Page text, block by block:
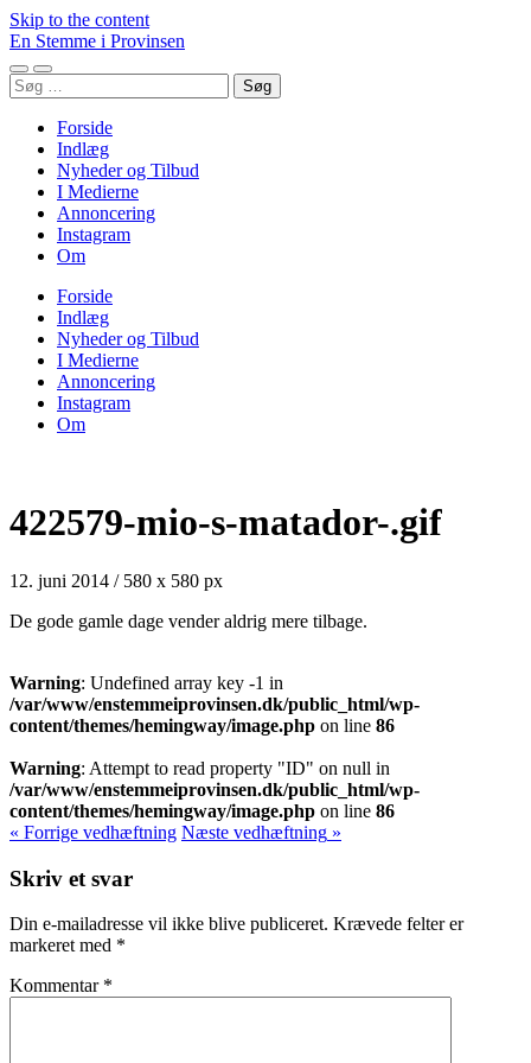
Skip to the content
En Stemme i Provinsen
Toggle
mobile
Toggle
search
Søg
efter:
Forside
Indlæg
Nyheder og Tilbud
I Medierne
Annoncering
Instagram
Om
Forside
Indlæg
Nyheder og Tilbud
I Medierne
Annoncering
Instagram
Om
422579-mio-s-matador-.gif
12. juni 2014 / 580 x 580 px
De gode gamle dage vender aldrig mere tilbage.
Warning: Undefined array key -1 in
/var/www/enstemmeiprovinsen.dk/public_html/wp-
content/themes/hemingway/image.php on line 86
Warning: Attempt to read property "ID" on null in
/var/www/enstemmeiprovinsen.dk/public_html/wp-
content/themes/hemingway/image.php on line 86
« Forrige vedhæftning Næste vedhæftning »
Skriv et svar
Din e-mailadresse vil ikke blive publiceret. Krævede felter er
markeret med *
Kommentar *